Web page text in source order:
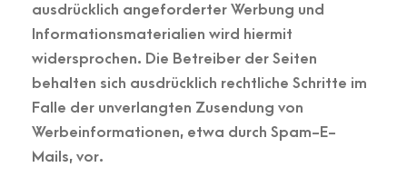
ausdrücklich angeforderter Werbung und
Informationsmaterialien wird hiermit
widersprochen. Die Betreiber der Seiten
behalten sich ausdrücklich rechtliche Schritte im
Falle der unverlangten Zusendung von
Werbeinformationen, etwa durch Spam-E-
Mails, vor.